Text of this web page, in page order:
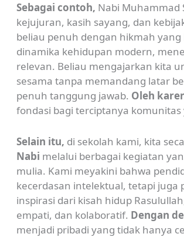
Sebagai contoh, Nabi Muhammad
kejujuran, kasih sayang, dan
beliau penuh dengan hikmah
dinamika kehidupan modern,
relevan. Beliau mengajarkan kita
sesama tanpa memandang latar
penuh tanggung jawab. Oleh
fondasi bagi terciptanya
Selain itu, di sekolah kami, kita
Nabi melalui berbagai kegiatan
mulia. Kami meyakini bahwa
kecerdasan intelektual, tetapi juga
inspirasi dari kisah hidup
empati, dan kolaboratif. Dengan
menjadi pribadi yang tidak hanya